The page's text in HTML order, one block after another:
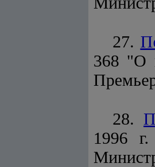
27.
368 "О
28.
1996